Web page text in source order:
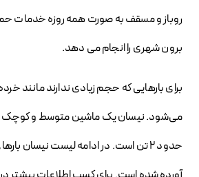
روباز و مسقف به صورت همه روزه خدمات
برون شهری را انجام می دهد.
برای بارهایی که حجم زیادی ندارند مانند
می‌شود. نیسان یک ماشین متوسط و کوچک
حدود ۲ تن است. در ادامه لیست نیسان